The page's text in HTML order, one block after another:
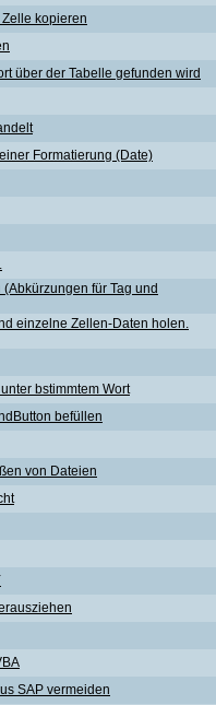
kopieren
über der Tabelle gefunden wird
Formatierung (Date)
für Tag und
einzelne Zellen-Daten holen.
bstimmtem Wort
befüllen
von Dateien
SAP vermeiden